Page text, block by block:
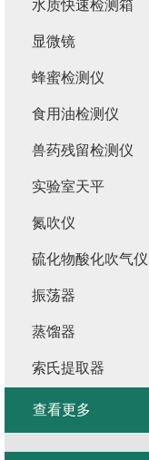
水质快速检测箱
显微镜
蜂蜜检测仪
食用油检测仪
兽药残留检测仪
实验室天平
氮吹仪
硫化物酸化吹气仪
振荡器
蒸馏器
索氏提取器
查看更多